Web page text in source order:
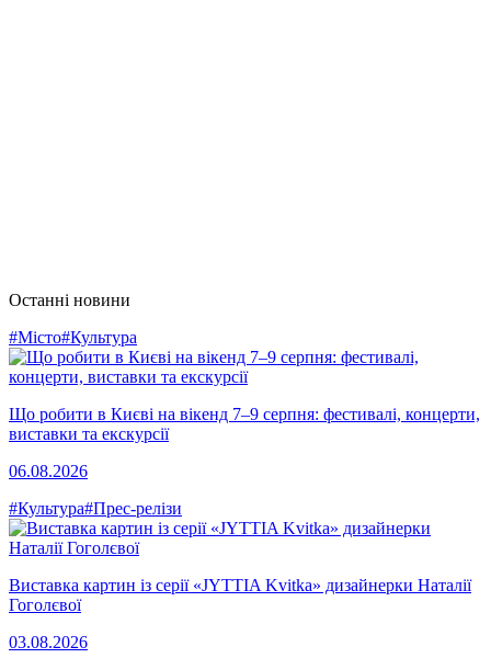
Останні новини
#Місто#Культура
Що робити в Києві на вікенд 7–9 серпня: фестивалі, концерти,
виставки та екскурсії
06.08.2026
#Культура#Прес-релізи
Виставка картин із серії «JYTTIA Kvitka» дизайнерки Наталії
Гоголєвої
03.08.2026